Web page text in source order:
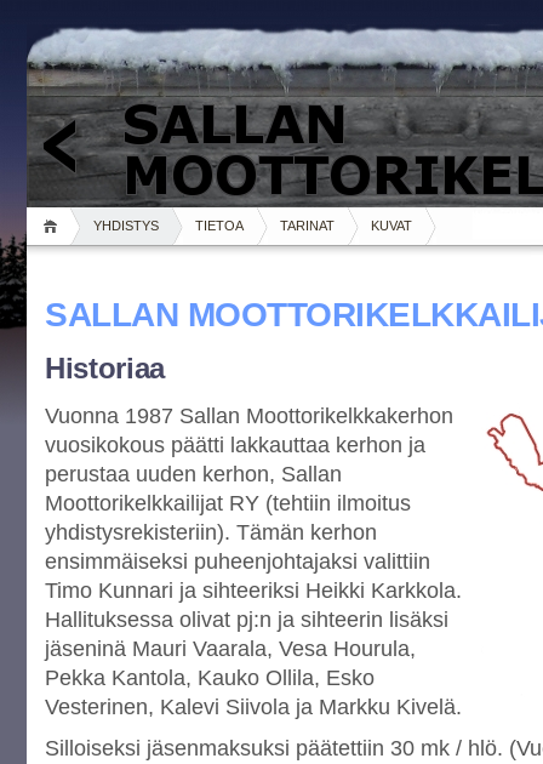
YHDISTYS TIETOA TARINAT KUVAT
SALLAN
Historiaa
Vuonna 1987 Sallan Moottorikelkkakerhon
vuosikokous päätti lakkauttaa kerhon ja
perustaa uuden kerhon, Sallan
Moottorikelkkailijat RY (tehtiin ilmoitus
yhdistysrekisteriin). Tämän kerhon
ensimmäiseksi puheenjohtajaksi valittiin
Timo Kunnari ja sihteeriksi Heikki Karkkola.
Hallituksessa olivat pj:n ja sihteerin lisäksi
jäseninä Mauri Vaarala, Vesa Hourula,
Pekka Kantola, Kauko Ollila, Esko
Vesterinen, Kalevi Siivola ja Markku Kivelä.
Silloiseksi jäsenmaksuksi päätettiin 30 mk / hlö.